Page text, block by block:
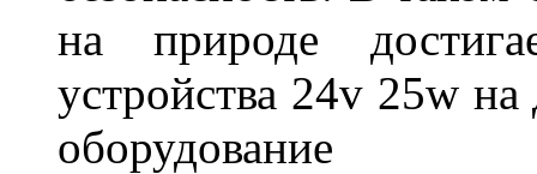
на природе
устройства 24v 25w
оборудование